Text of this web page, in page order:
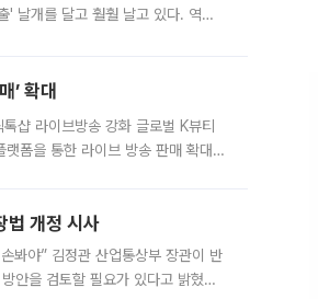
' 날개를 달고 훨훨 날고 있다. 역대
’ 확대
샵 라이브방송 강화 글로벌 K뷰티
폼을 통한 라이브 방송 판매 확대에
법 개정 시사
봐야” 김정관 산업통상부 장관이 반
안을 검토할 필요가 있다고 밝혔다.